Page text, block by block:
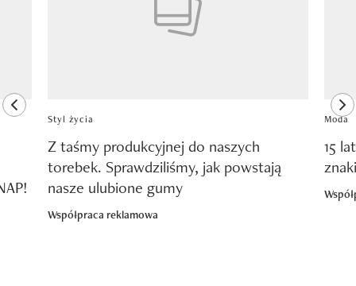
previous element
Styl życia
Z taśmy produkcyjnej do naszych
torebek. Sprawdziliśmy, jak powstają
nasze ulubione gumy
Współpraca reklamowa
Moda
15